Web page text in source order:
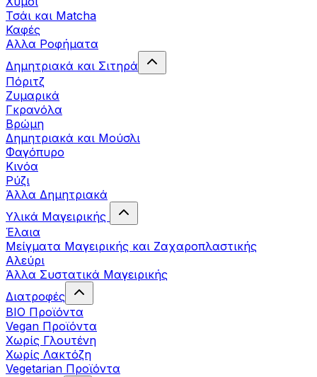
Τσάι και Matcha
Καφές
Αλλα Ροφήματα
Δημητριακά και Σιτηρά
Πόριτζ
Ζυμαρικά
Γκρανόλα
Βρώμη
Δημητριακά και Μούσλι
Φαγόπυρο
Κινόα
Ρύζι
Άλλα Δημητριακά
Υλικά Μαγειρικής
Έλαια
Μείγματα Μαγειρικής και Ζαχαροπλαστικής
Αλεύρι
Άλλα Συστατικά Μαγειρικής
Διατροφές
BIO Προϊόντα
Vegan Προϊόντα
Χωρίς Γλουτένη
Χωρίς Λακτόζη
Vegetarian Προϊόντα